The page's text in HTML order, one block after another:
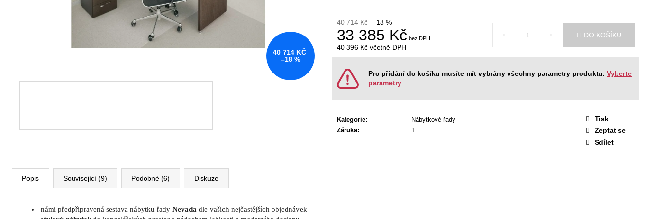
40 714 Kč –18 %
33 385 Kč
40 396 Kč včetně DPH
Měrná
DO KOŠÍKU
Pro přidání do košíku musíte mít vybrány všechny parametry produktu. Vyberte
parametry
Kategorie:
Nábytkové řady
Záruka: 1
Tisk
Zeptat se
Sdílet
40 714 KČ
–18 %
Popis Související (9) Podobné (6) Diskuze
námi předpřipravená sestava nábytku řady Nevada dle vašich nejčastějších objednávek
VÝŠKOVĚ STAVITELNÝ STŮL ALFA
UP, 160 X 80 CM, VÝŠKA 63 - 129 CM
KANCELÁŘSKÁ ŽIDLE GAME ŠÉF
5 196 Kč
Původně:
5 470 Kč
NÁBYTKOVÁ SESTAVA EASY 1
22 967 Kč
Původně: